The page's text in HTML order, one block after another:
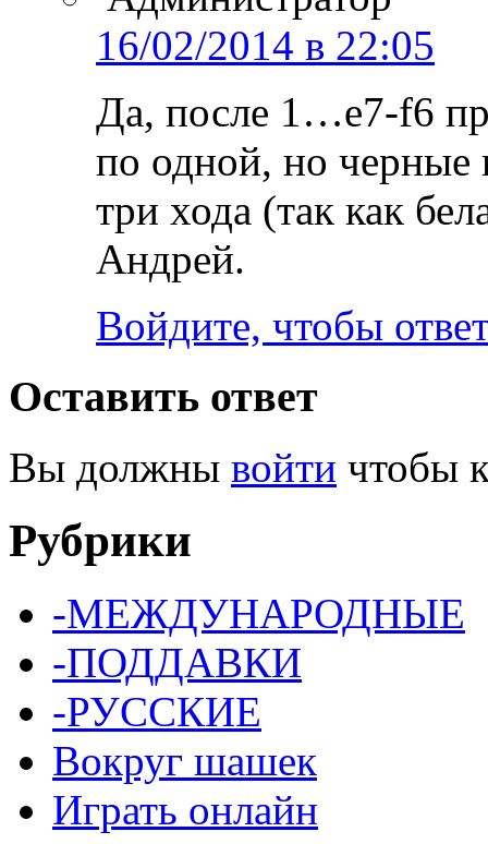
16/02/2014 в 22:05
Да, после 1…e7-f6
по одной, но черные
три хода (так как
Андрей.
Войдите, чтобы
Оставить ответ
Вы должны войти чтобы
Рубрики
-МЕЖДУНАРОДНЫЕ
-ПОДДАВКИ
-РУССКИЕ
Вокруг шашек
Играть онлайн